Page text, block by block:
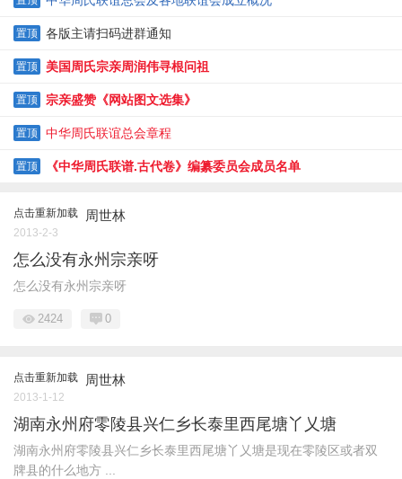
置顶 各版主请扫码进群通知
置顶 美国周氏宗亲周润伟寻根问祖
置顶 宗亲盛赞《网站图文选集》
置顶 中华周氏联谊总会章程
置顶 《中华周氏联谱.古代卷》编纂委员会成员名单
点击重新加载 周世林
2013-2-3
怎么没有永州宗亲呀
怎么没有永州宗亲呀
2424 0
点击重新加载 周世林
2013-1-12
湖南永州府零陵县兴仁乡长泰里西尾塘丫乂塘
湖南永州府零陵县兴仁乡长泰里西尾塘丫乂塘是现在零陵区或者双
牌县的什么地方 ...